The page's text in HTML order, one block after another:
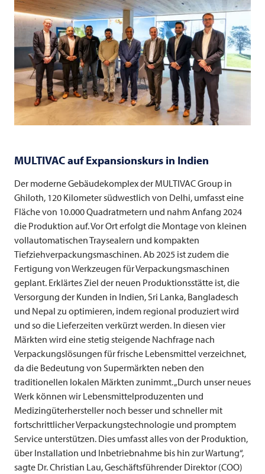
MULTIVACauf Expansionskurs in Indien
Der moderne Gebäudekomplex der MULTIVACGroup in
Ghiloth, 120 Kilometer südwestlich von Delhi, umfasst eine
Fläche von 10.000 Quadratmetern und nahm Anfang 2024
die Produktion auf. Vor Ort erfolgt die Montage von kleinen
vollautomatischen Traysealern und kompakten
Tiefziehverpackungsmaschinen. Ab 2025 ist zudem die
Fertigung von Werkzeugen für Verpackungsmaschinen
geplant. Erklärtes Ziel der neuen Produktionsstätte ist, die
Versorgung der Kunden in Indien, Sri Lanka, Bangladesch
und Nepal zu optimieren, indem regional produziert wird
und so die Lieferzeiten verkürzt werden. In diesen vier
Märkten wird eine stetig steigende Nachfrage nach
Verpackungslösungen für frische Lebensmittel verzeichnet,
da die Bedeutung von Supermärkten neben den
traditionellen lokalen Märkten zunimmt. „Durch unser neues
Werk können wir Lebensmittelproduzenten und
Medizingüterhersteller noch besser und schneller mit
fortschrittlicher Verpackungstechnologie und promptem
Service unterstützen. Dies umfasst alles von der Produktion,
über Installation und Inbetriebnahme bis hin zur Wartung“,
sagte Dr. Christian Lau, Geschäftsführender Direktor (COO)